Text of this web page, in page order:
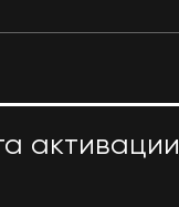
активации